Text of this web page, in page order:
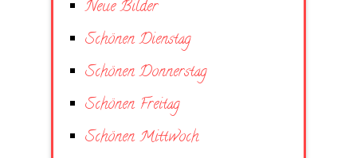
Neue Bilder
Schönen Dienstag
Schönen Donnerstag
Schönen Freitag
Schönen Mittwoch